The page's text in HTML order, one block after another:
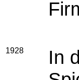
1928
In